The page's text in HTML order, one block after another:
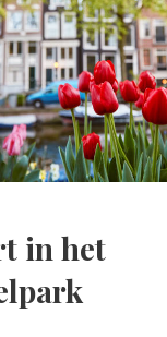
in het